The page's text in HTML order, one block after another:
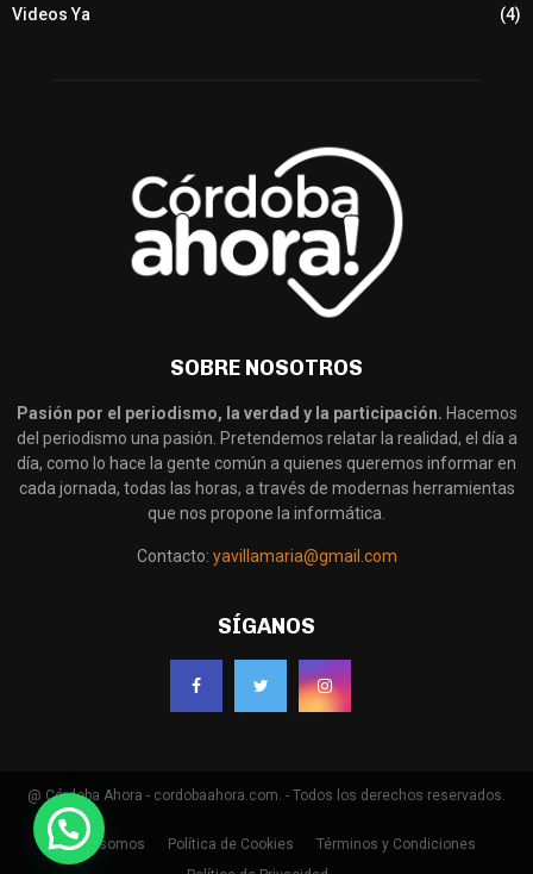
Videos Ya
(4)
SOBRE NOSOTROS
Pasión por el periodismo, la verdad y la participación. Hacemos
del periodismo una pasión. Pretendemos relatar la realidad, el día a
día, como lo hace la gente común a quienes queremos informar en
cada jornada, todas las horas, a través de modernas herramientas
que nos propone la informática.
Contacto: yavillamaria@gmail.com
SÍGANOS
@ Córdoba Ahora - cordobaahora.com. - Todos los derechos reservados.
Quienes somos Política de Cookies
Términos y Condiciones